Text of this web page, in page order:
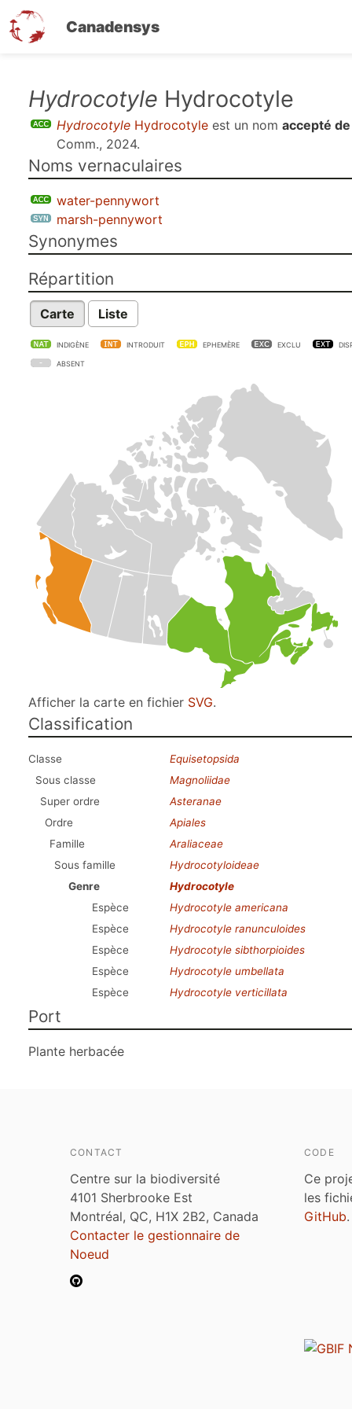
Canadensys
contenu
Hydrocotyle Hydrocotyle
Hydrocotyle Hydrocotyle est un nom accepté
Comm., 2024.
Noms vernaculaires
water-pennywort
marsh-pennywort
Synonymes
Répartition
Carte Liste
INDIGÈNE INTRODUIT EPHEMÈRE EXCLU
ABSENT
Afficher la carte en fichier SVG.
Classification
Classe
Equisetopsida
Sous classe
Magnoliidae
Super ordre
Asteranae
Ordre
Apiales
Famille
Araliaceae
Sous famille
Hydrocotyloideae
Genre
Hydrocotyle
Espèce
Hydrocotyle americana
Espèce
Hydrocotyle ranunculoides
Espèce
Hydrocotyle sibthorpioides
Espèce
Hydrocotyle umbellata
Espèce
Hydrocotyle verticillata
Port
Plante herbacée
CONTACT
Centre sur la biodiversité
4101 Sherbrooke Est
Montréal, QC, H1X 2B2, Canada
Contacter le gestionnaire de
Noeud
CODE
Ce
les
GitHub.